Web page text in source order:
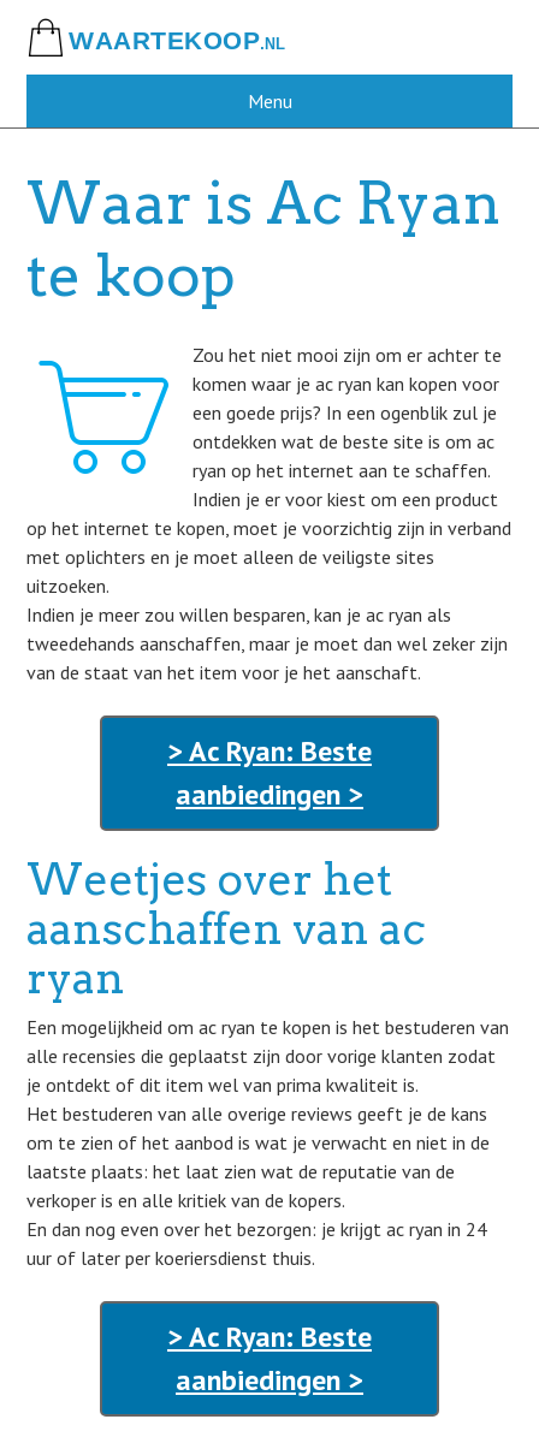
main
Menu
Waar is Ac Ryan
te koop
Zou het niet mooi zijn om er achter te
komen waar je ac ryan kan kopen voor
een goede prijs? In een ogenblik zul je
ontdekken wat de beste site is om ac
ryan op het internet aan te schaffen.
Indien je er voor kiest om een product
op het internet te kopen, moet je voorzichtig zijn in verband
met oplichters en je moet alleen de veiligste sites
uitzoeken.
Indien je meer zou willen besparen, kan je ac ryan als
tweedehands aanschaffen, maar je moet dan wel zeker zijn
van de staat van het item voor je het aanschaft.
> Ac Ryan: Beste
aanbiedingen >
Weetjes over het
aanschaffen van ac
ryan
Een mogelijkheid om ac ryan te kopen is het bestuderen van
alle recensies die geplaatst zijn door vorige klanten zodat
je ontdekt of dit item wel van prima kwaliteit is.
Het bestuderen van alle overige reviews geeft je de kans
om te zien of het aanbod is wat je verwacht en niet in de
laatste plaats: het laat zien wat de reputatie van de
verkoper is en alle kritiek van de kopers.
En dan nog even over het bezorgen: je krijgt ac ryan in 24
uur of later per koeriersdienst thuis.
> Ac Ryan: Beste
aanbiedingen >